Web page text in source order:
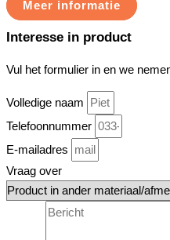
Meer informatie
Interesse in product
Vul het formulier in en we
Volledige naam
Telefoonnummer
E-mailadres
Vraag over